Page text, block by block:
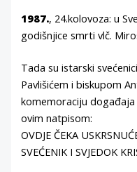
1987., 24.kolovoza: u
godišnjice smrti vlč.
Tada su istarski
Pavlišićem i biskupom
komemoraciju
ovim natpisom:
OVDJE ČEKA
SVEĆENIK I SVJEDOK